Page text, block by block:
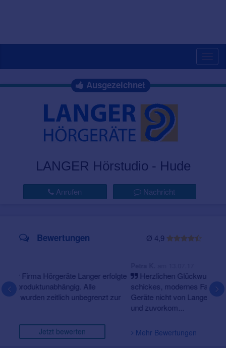
Ausgezeichnet
LANGER Hörstudio - Hude
Anrufen Nachricht
Ø 4,9
Bewertungen
Herzlichen Glückwunsch zur Neueröffnung -
schickes, modernes Fachgeschäft! Obwohl ich meine
Geräte nicht von Langer habe, wurde ich sehr freundlich
Jetzt bewerten Mehr Bewertungen